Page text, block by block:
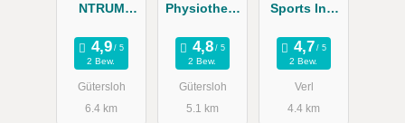
NTRUM
2 Bew.
Gütersloh
6.4 km
Physiothera
Westhoff
2 Bew.
Gütersloh
5.1 km
Sports Inh.
König
2 Bew.
Verl
4.4 km